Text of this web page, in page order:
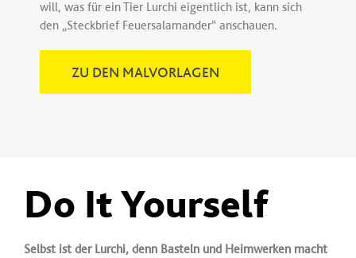
will, was für ein Tier Lurchi eigentlich ist, kann sich
den „Steckbrief Feuersalamander“ anschauen.
ZU DEN MALVORLAGEN
Do It Yourself
Selbst ist der Lurchi, denn Basteln und Heimwerken macht